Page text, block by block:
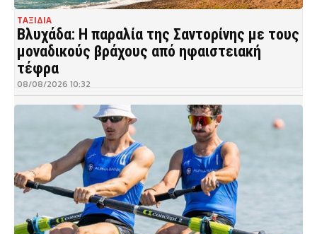
ΤΑΞΙΔΙΑ
Βλυχάδα: Η παραλία της Σαντορίνης με τους
μοναδικούς βράχους από ηφαιστειακή
τέφρα
08/08/2026 10:32